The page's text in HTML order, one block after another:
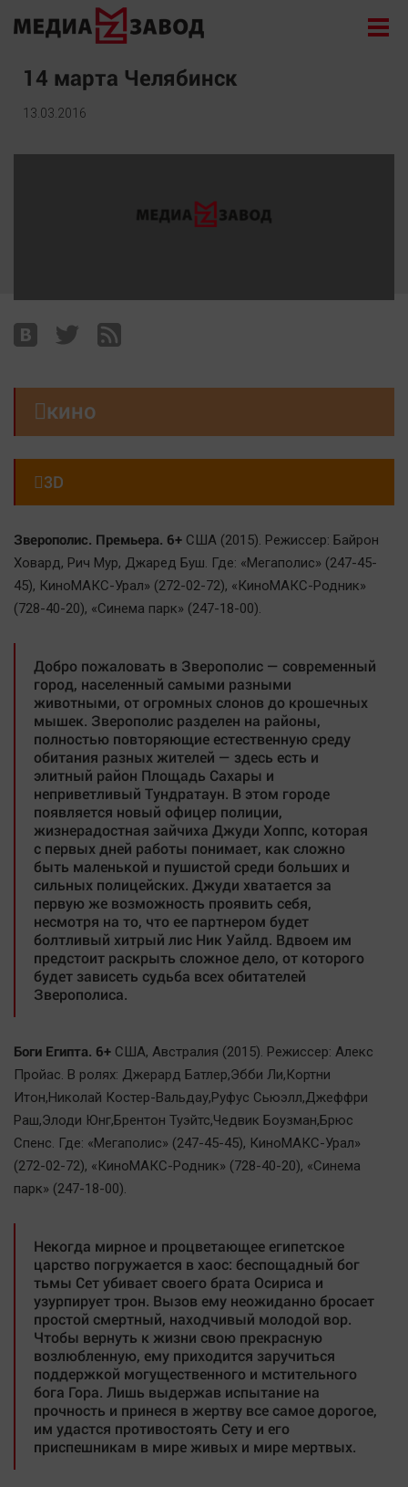
Новости
Курилка
Поиск
Политика
Экономика
Происшествия
Здоровье
Культура
Курилка
Мнения
Спорт
Технологии
Отраслевые темы
Hедвижимость
Образование
Автомобили
XX век: криминальные уроки
Банки
Медиаграмотность
Медицина
Новости компаний
Прогулки по городу Ч
Спецпроект
Статистика
Челябинск космический
Другие рубрики
Bookworms
English version
Афиша
Блогеркуль
Быстрый медиазавод
Вирус чтения
Вкусное
Гороскоп
Дети
14 марта Челябинск
13.03.2016
кино
3D
Зверополис. Премьера. 6+ США (2015). Режиссер: Байрон
Ховард, Рич Мур, Джаред Буш. Где: «Мегаполис» (247-45-
45), КиноМАКС-Урал» (272-02-72), «КиноМАКС-Родник»
(728-40-20), «Синема парк» (247-18-00).
Добро пожаловать в Зверополис — современный
город, населенный самыми разными
животными, от огромных слонов до крошечных
мышек. Зверополис разделен на районы,
полностью повторяющие естественную среду
обитания разных жителей — здесь есть и
элитный район Площадь Сахары и
неприветливый Тундратаун. В этом городе
появляется новый офицер полиции,
жизнерадостная зайчиха Джуди Хоппс, которая
с первых дней работы понимает, как сложно
быть маленькой и пушистой среди больших и
сильных полицейских. Джуди хватается за
первую же возможность проявить себя,
несмотря на то, что ее партнером будет
болтливый хитрый лис Ник Уайлд. Вдвоем им
предстоит раскрыть сложное дело, от которого
будет зависеть судьба всех обитателей
Зверополиса.
Боги Египта. 6+ США, Австралия (2015). Режиссер: Алекс
Пройас. В ролях: Джерард Батлер,Эбби Ли,Кортни
Итон,Николай Костер-Вальдау,Руфус Сьюэлл,Джеффри
Раш,Элоди Юнг,Брентон Туэйтс,Чедвик Боузман,Брюс
Спенс. Где: «Мегаполис» (247-45-45), КиноМАКС-Урал»
(272-02-72), «КиноМАКС-Родник» (728-40-20), «Синема
парк» (247-18-00).
Некогда мирное и процветающее египетское
царство погружается в хаос: беспощадный бог
тьмы Сет убивает своего брата Осириса и
узурпирует трон. Вызов ему неожиданно бросает
простой смертный, находчивый молодой вор.
Чтобы вернуть к жизни свою прекрасную
возлюбленную, ему приходится заручиться
поддержкой могущественного и мстительного
бога Гора. Лишь выдержав испытание на
прочность и принеся в жертву все самое дорогое,
им удастся противостоять Сету и его
приспешникам в мире живых и мире мертвых.